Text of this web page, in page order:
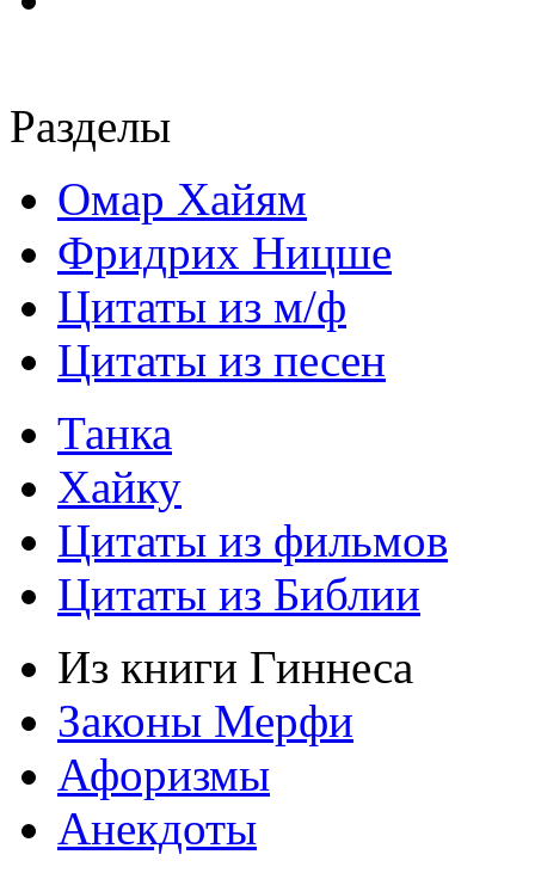
Разделы
Омар Хайям
Фридрих Ницше
Цитаты из м/ф
Цитаты из песен
Танка
Хайку
Цитаты из фильмов
Цитаты из Библии
Из книги Гиннеса
Законы Мерфи
Афоризмы
Анекдоты